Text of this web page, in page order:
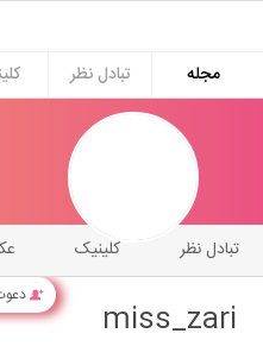
مجله
تبادل نظر
کلینیک تبادل نظر
miss_zari